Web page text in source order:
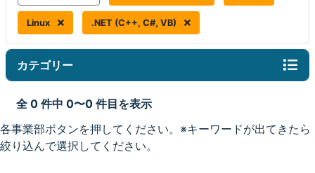
Linux .NET (C++, C#, VB)
カテゴリー
全 0 件中 0〜0 件目を表示
各事業部ボタンを押してください。※キーワードが出てきたら
絞り込んで選択してください。